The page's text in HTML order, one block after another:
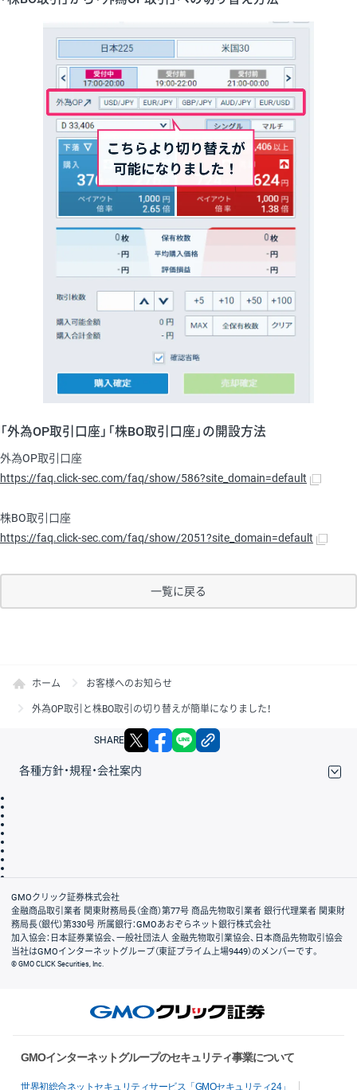
「外為OP取引口座」「株BO取引口座」の開設方法
外為OP取引口座
https://faq.click-sec.com/faq/show/586?site_domain=default
株BO取引口座
https://faq.click-sec.com/faq/show/2051?site_domain=default
一覧に戻る
ホーム お客様へのお知らせ
外為OP取引と株BO取引の切り替えが簡単になりました！
SHARE X facebook
各種方針・規程・会社案内
会社案内
GMOクリック証券株式会社
金融商品取引業者 関東財務局長（金商）第77号 商品先物取引業者 銀行代理業者 関東財
務局長（銀代）第330号 所属銀行：GMOあおぞらネット銀行株式会社
加入協会：日本証券業協会、一般社団法人 金融先物取引業協会、日本商品先物取引協会
当社はGMOインターネットグループ（東証プライム上場9449）のメンバーです。
© GMO CLICK Securities, Inc.
GMOインターネットグループのセキュリティ事業について
世界初総合ネットセキュリティサービス「GMOセキュリティ24」